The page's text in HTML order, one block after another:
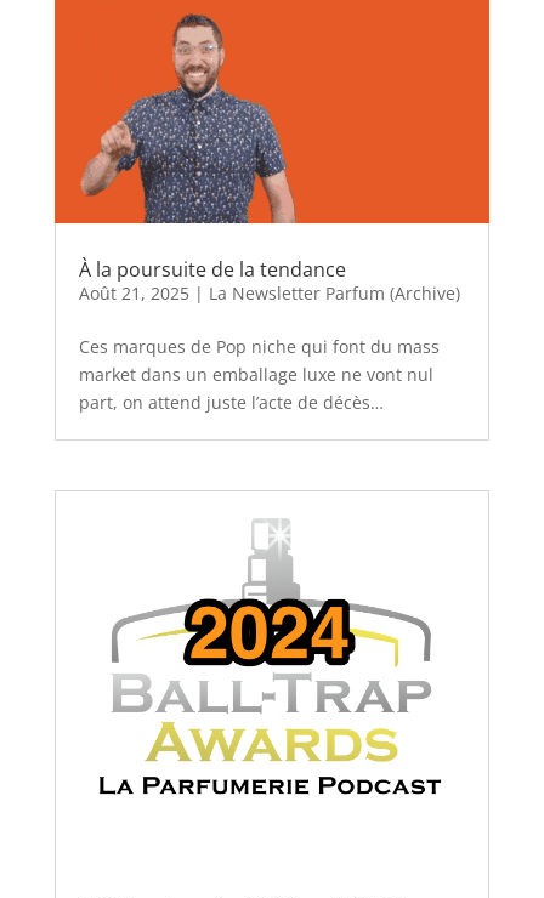
À la poursuite de la tendance
Août 21, 2025| La Newsletter Parfum (Archive)
Ces marques de Pop niche qui font du mass
market dans un emballage luxe ne vont nul
part, on attend juste l’acte de décès…